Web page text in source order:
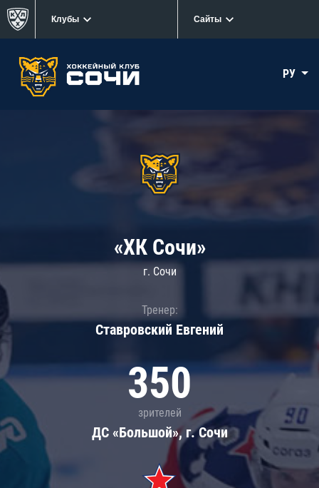
Клубы Сайты
РУ
«ХК Сочи»
г. Сочи
Тренер:
Ставровский Евгений
350
зрителей
ДС «Большой», г. Сочи